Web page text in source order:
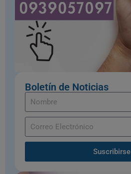
Boletín de Noticias
Suscribirse